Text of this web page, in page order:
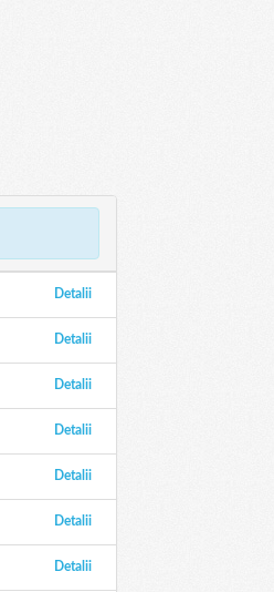
Detalii
Detalii
Detalii
Detalii
Detalii
Detalii
Detalii